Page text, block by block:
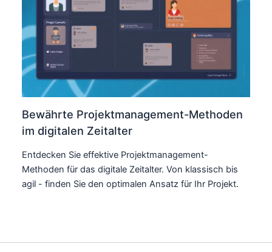
Bewährte Projektmanagement-Methoden
im digitalen Zeitalter
Entdecken Sie effektive Projektmanagement-
Methoden für das digitale Zeitalter. Von klassisch bis
agil - finden Sie den optimalen Ansatz für Ihr Projekt.